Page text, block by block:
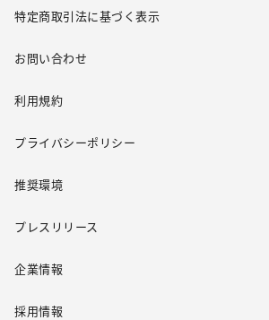
特定商取引法に基づく表示
お問い合わせ
利用規約
プライバシーポリシー
推奨環境
プレスリリース
企業情報
採用情報